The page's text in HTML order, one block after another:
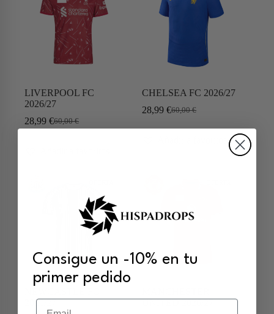
LIVERPOOL FC
2026/27
60,00€
28,99 €
CHELSEA FC 2026/27
60,00€
28,99€
2026/27
UNITED 2026/27
Consigue un -10% en tu
primer pedido
Email